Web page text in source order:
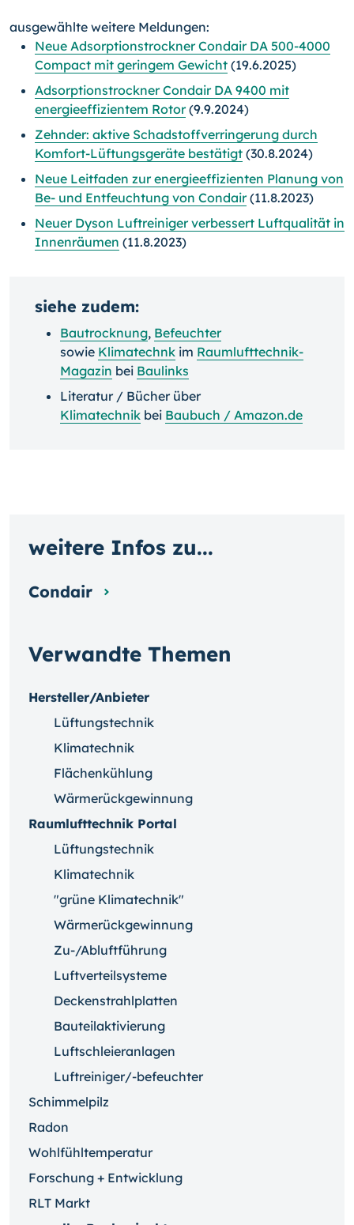
ausgewählte weitere Meldungen:
Neue Adsorptionstrockner Condair DA 500-4000
Compact mit geringem Gewicht (19.6.2025)
Adsorptionstrockner Condair DA 9400 mit
energieeffizientem Rotor(9.9.2024)
Zehnder: aktive Schadstoffverringerung durch
Komfort-Lüftungsgeräte bestätigt (30.8.2024)
Neue Leitfaden zur energieeffizienten Planung von
Be- und Entfeuchtung von Condair(11.8.2023)
Neuer Dyson Luftreiniger verbessert Luftqualität in
Innenräumen (11.8.2023)
siehe zudem:
Bautrocknung, Befeuchter
sowie Klimatechnk im Raumlufttechnik-
Magazin bei Baulinks
Literatur / Bücher über
Klimatechnik bei Baubuch / Amazon.de
Verwandte Themen
Hersteller/Anbieter
Lüftungstechnik
Klimatechnik
Flächenkühlung
Wärmerückgewinnung
Raumlufttechnik Portal
Lüftungstechnik
Klimatechnik
"grüne Klimatechnik"
Wärmerückgewinnung
Zu-/Abluftführung
Luftverteilsysteme
Deckenstrahlplatten
Bauteilaktivierung
Luftschleieranlagen
Luftreiniger/-befeuchter
Schimmelpilz
Radon
Wohlfühltemperatur
Forschung + Entwicklung
RLT Markt
weitere Infos zu...
Condair